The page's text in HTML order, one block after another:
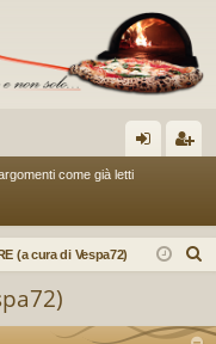
iti
come già letti
(a cura di Vespa72)
c